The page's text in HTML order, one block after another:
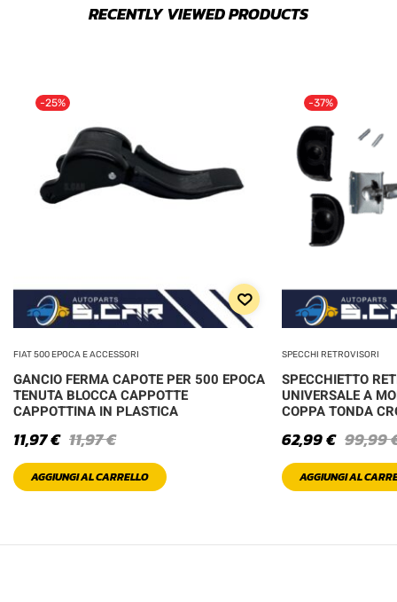
RECENTLY VIEWED PRODUCTS
-25%
FIAT 500 EPOCA E ACCESSORI
GANCIO FERMA CAPOTE PER 500 EPOCA
TENUTA BLOCCA CAPPOTTE
CAPPOTTINA IN PLASTICA
11,97€
11,97€
AGGIUNGI AL CARRELLO
-37%
SPECCHI RETROVISORI
SPECCHIETTO
UNIVERSALE A
COPPA TONDA
99,99
62,99€
AGGIUNGI AL